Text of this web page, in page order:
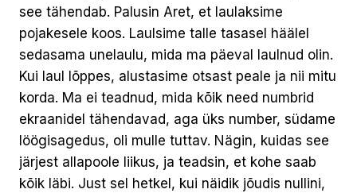
see tähendab. Palusin Aret, et laulaksime
pojakesele koos. Laulsime talle tasasel häälel
sedasama unelaulu, mida ma päeval laulnud olin.
Kui laul lõppes, alustasime otsast peale ja nii mitu
korda. Ma ei teadnud, mida kõik need numbrid
ekraanidel tähendavad, aga üks number, südame
löögisagedus, oli mulle tuttav. Nägin, kuidas see
järjest allapoole liikus, ja teadsin, et kohe saab
kõik läbi. Just sel hetkel, kui näidik jõudis nullini,